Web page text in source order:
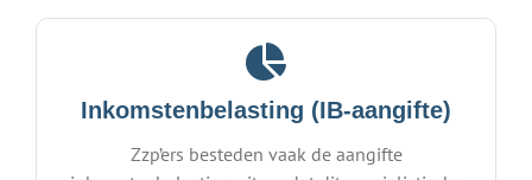
Inkomstenbelasting (IB-aangifte)
Zzp’ers besteden vaak de aangifte